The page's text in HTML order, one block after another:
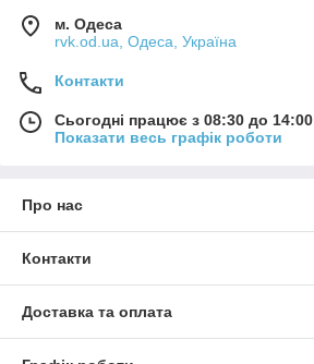
м. Одеса
rvk.od.ua, Одеса, Україна
Контакти
Сьогодні працює з 08:30 до 14:00
Показати весь графік роботи
Про нас
Контакти
Доставка та оплата